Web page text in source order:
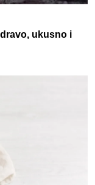
ukusno i